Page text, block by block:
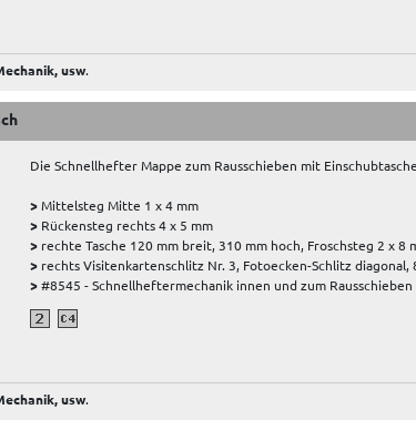
usw.
Die Schnellhefter Mappe zum Rausschieben mit
>Mittelsteg Mitte 1 x 4 mm
> Rückensteg rechts 4 x 5 mm
> rechte Tasche 120 mm breit, 310 mm hoch, Froschsteg 2 x
> rechts Visitenkartenschlitz Nr. 3, Fotoecken-Schlitz diagonal,
>#8545 - Schnellheftermechanik innen und zum
usw.